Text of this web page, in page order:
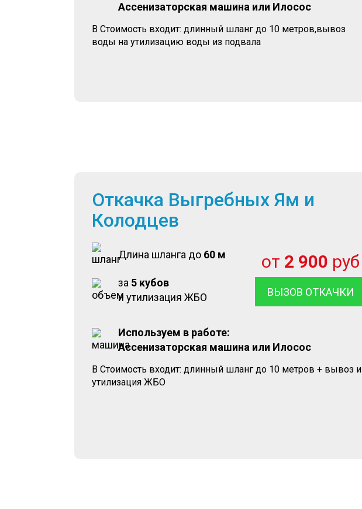
Ассенизаторская машина или Илосос
В Стоимость входит: длинный шланг до 10 метров,вывоз
воды на утилизацию воды из подвала
Откачка Выгребных Ям и
Колодцев
Длина шланга до 60 м
за 5 кубов
и утилизация ЖБО
от 2 900 руб
ВЫЗОВ ОТКАЧКИ
Используем в работе:
Ассенизаторская машина или Илосос
В Стоимость входит: длинный шланг до 10 метров + вывоз и
утилизация ЖБО